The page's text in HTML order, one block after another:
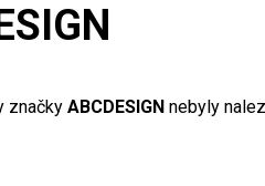
značky ABCDESIGN nebyly